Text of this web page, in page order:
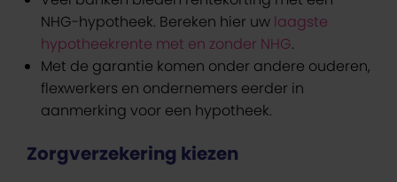
NHG-hypotheek. Bereken hier uw laagste
hypotheekrente met en zonder NHG.
Met de garantie komen onder andere ouderen,
flexwerkers en ondernemers eerder in
aanmerking voor een hypotheek.
Zorgverzekering kiezen